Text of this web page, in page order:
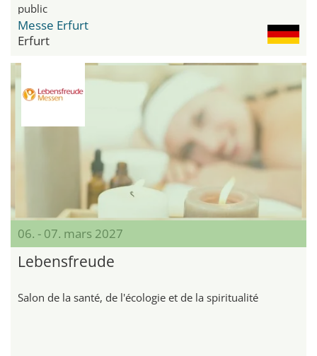
public
Messe Erfurt
Erfurt
06. - 07. mars 2027
Lebensfreude
Salon de la santé, de l'écologie et de la spiritualité